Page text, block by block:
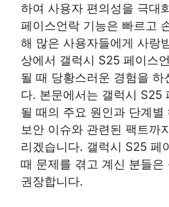
하여 사용자 편의성을 극대
페이스언락 기능은 빠르고
해 많은 사용자들에게 사랑
상에서 갤럭시 S25 페이스
될 때 당황스러운 경험을 하
다. 본문에서는 갤럭시 S25
될 때의 주요 원인과 단계
보안 이슈와 관련된 팩트까
리겠습니다. 갤럭시 S25 페
때 문제를 겪고 계신 분들은
권장합니다.